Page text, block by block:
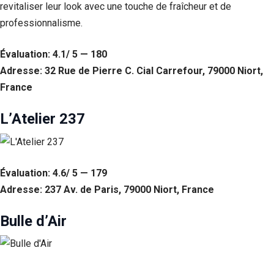
revitaliser leur look avec une touche de fraîcheur et de
professionnalisme.
Évaluation: 4.1/ 5 — 180
Adresse: 32 Rue de Pierre C. Cial Carrefour, 79000 Niort,
France
L’Atelier 237
Évaluation: 4.6/ 5 — 179
Adresse: 237 Av. de Paris, 79000 Niort, France
Bulle d’Air